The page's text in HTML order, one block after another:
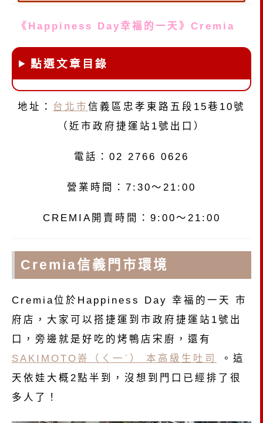
《Happiness Day幸福的一天》Cremia
點選文章目錄
地址： 台北市 信義區忠孝東路五段15巷10號
（近市政府捷運站1號出口）
電話：02 2766 0626
營業時間：7:30～21:00
CREMIA開賣時間：9:00～21:00
Cremia信義門市環境
Cremia位於Happiness Day 幸福的一天 市
府店，大家可以搭捷運到市政府捷運站1號出
口，旁邊就是好吃的烤鴨店宋廚，還有
SAKIMOTO嵜（ㄑ一ˊ） 本高級生吐司
。這
天依娃大概2點半到，沒想到門口已經排了很
多人了！